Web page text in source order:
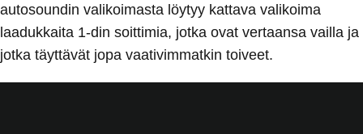
autosoundin valikoimasta löytyy kattava valikoima
laadukkaita 1-din soittimia, jotka ovat vertaansa vailla ja
jotka täyttävät jopa vaativimmatkin toiveet.